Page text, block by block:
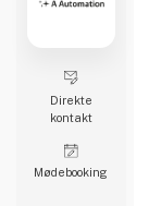
Direkte
kontakt
Møde­booking